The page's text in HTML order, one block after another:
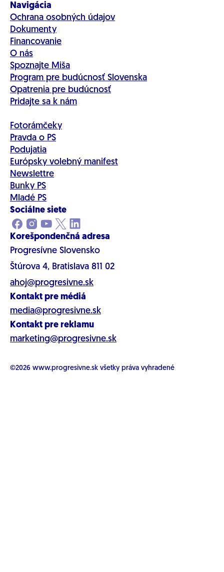
Navigácia
Ochrana osobných údajov
Dokumenty
Financovanie
O nás
Spoznajte Miša
Program pre budúcnosť Slovenska
Opatrenia pre budúcnosť
Pridajte sa k nám
Fotorámčeky
Pravda o PS
Podujatia
Európsky volebný manifest
Newslettre
Bunky PS
Mladé PS
Sociálne siete
Korešpondenčná adresa
Progresívne Slovensko
Štúrova 4, Bratislava 811 02
ahoj@progresivne.sk
Kontakt pre médiá
media@progresivne.sk
Kontakt pre reklamu
marketing@progresivne.sk
©2026 www.progresivne.sk všetky práva vyhradené